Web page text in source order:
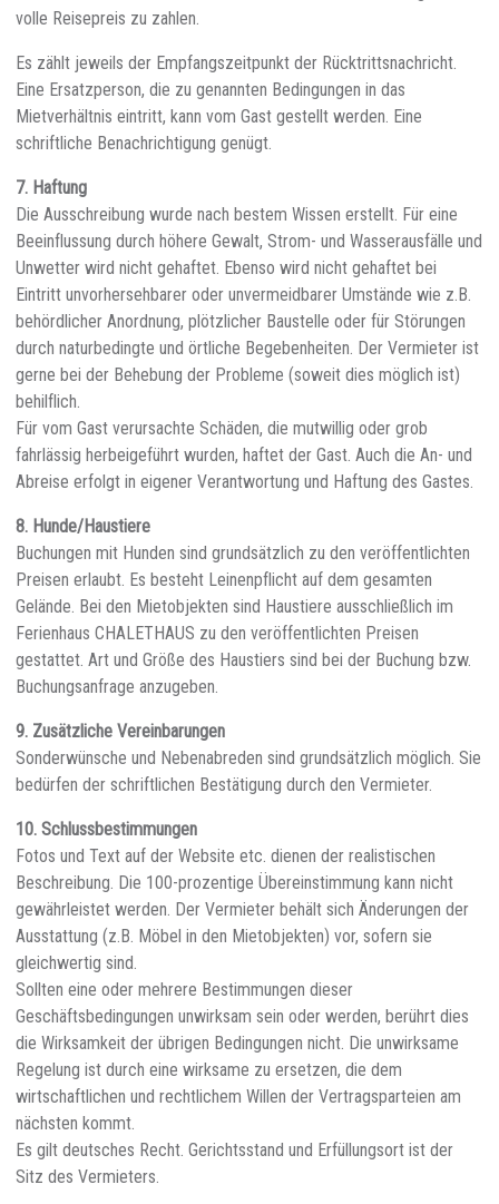
volle Reisepreis zu zahlen.
Es zählt jeweils der Empfangszeitpunkt der Rücktrittsnachricht.
Eine Ersatzperson, die zu genannten Bedingungen in das
Mietverhältnis eintritt, kann vom Gast gestellt werden. Eine
schriftliche Benachrichtigung genügt.
7. Haftung
Die Ausschreibung wurde nach bestem Wissen erstellt. Für eine
Beeinflussung durch höhere Gewalt, Strom- und Wasserausfälle und
Unwetter wird nicht gehaftet. Ebenso wird nicht gehaftet bei
Eintritt unvorhersehbarer oder unvermeidbarer Umstände wie z.B.
behördlicher Anordnung, plötzlicher Baustelle oder für Störungen
durch naturbedingte und örtliche Begebenheiten. Der Vermieter ist
gerne bei der Behebung der Probleme (soweit dies möglich ist)
behilflich.
Für vom Gast verursachte Schäden, die mutwillig oder grob
fahrlässig herbeigeführt wurden, haftet der Gast. Auch die An- und
Abreise erfolgt in eigener Verantwortung und Haftung des Gastes.
8. Hunde/Haustiere
Buchungen mit Hunden sind grundsätzlich zu den veröffentlichten
Preisen erlaubt. Es besteht Leinenpflicht auf dem gesamten
Gelände. Bei den Mietobjekten sind Haustiere ausschließlich im
Ferienhaus CHALETHAUS zu den veröffentlichten Preisen
gestattet. Art und Größe des Haustiers sind bei der Buchung bzw.
Buchungsanfrage anzugeben.
9. Zusätzliche Vereinbarungen
Sonderwünsche und Nebenabreden sind grundsätzlich möglich. Sie
bedürfen der schriftlichen Bestätigung durch den Vermieter.
10. Schlussbestimmungen
Fotos und Text auf der Website etc. dienen der realistischen
Beschreibung. Die 100-prozentige Übereinstimmung kann nicht
gewährleistet werden. Der Vermieter behält sich Änderungen der
Ausstattung (z.B. Möbel in den Mietobjekten) vor, sofern sie
gleichwertig sind.
Sollten eine oder mehrere Bestimmungen dieser
Geschäftsbedingungen unwirksam sein oder werden, berührt dies
die Wirksamkeit der übrigen Bedingungen nicht. Die unwirksame
Regelung ist durch eine wirksame zu ersetzen, die dem
wirtschaftlichen und rechtlichem Willen der Vertragsparteien am
nächsten kommt.
Es gilt deutsches Recht. Gerichtsstand und Erfüllungsort ist der
Sitz des Vermieters.